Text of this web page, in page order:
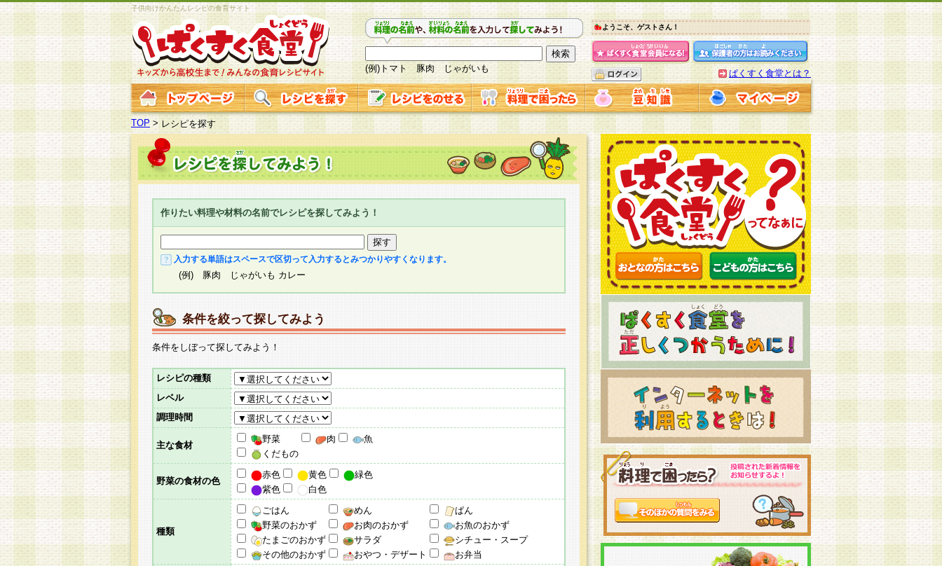
子供向けかんたんレシピの食育サイト
(例)トマト 豚肉 じゃがいも
ようこそ、ゲストさん！
ぱくすく食堂とは？
TOP >レシピを探す
作りたい料理や材料の名前でレシピを探してみよう！
入力する単語はスペースで区切って入力するとみつかりやすくなります。
(例) 豚肉 じゃがいも カレー
条件を絞って探してみよう
条件をしぼって探してみよう！
レシピの種類
レベル
調理時間
主な食材
野菜 肉
魚
くだもの
野菜の食材の色
赤色 黄色
緑色
紫色
白色
種類
ごはん めん
ぱん
野菜のおかず
お肉のおかず
お魚のおかず
たまごのおかず
サラダ
シチュー・スープ
その他のおかず
おやつ・デザート お弁当